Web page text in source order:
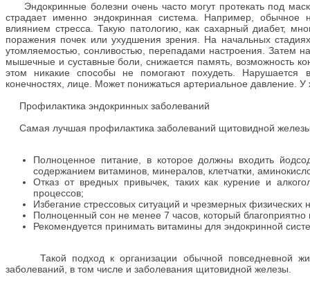
Эндокринные болезни очень часто могут протекать под
страдает именно эндокринная система. Например, обычное
влиянием стресса. Такую патологию, как сахарный диабет,
поражения почек или ухудшения зрения. На начальных
утомляемостью, сонливостью, перепадами настроения. Затем
мышечные и суставные боли, снижается память, возможность
этом никакие способы не помогают похудеть. Нарушается
конечностях, лице. Может понижаться артериальное давление.
Профилактика эндокринных заболеваний
Самая лучшая профилактика заболеваний щитовидной
Полноценное питание, в которое должны входить
содержанием витаминов, минералов, клетчатки,
Отказ от вредных привычек, таких как курение и
процессов;
Избегание стрессовых ситуаций и чрезмерных физических
Полноценный сон не менее 7 часов, который
Рекомендуется принимать витамины для эндокринной
Такой подход к организации обычной повседневной
заболеваний, в том числе и заболевания щитовидной железы.